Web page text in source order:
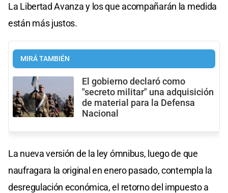
La Libertad Avanza y los que acompañarán la medida
están más justos.
MIRÁ TAMBIÉN
El gobierno declaró como
"secreto militar" una adquisición
de material para la Defensa
Nacional
La nueva versión de la ley ómnibus, luego de que
naufragara la original en enero pasado, contempla la
desregulación económica, el retorno del impuesto a